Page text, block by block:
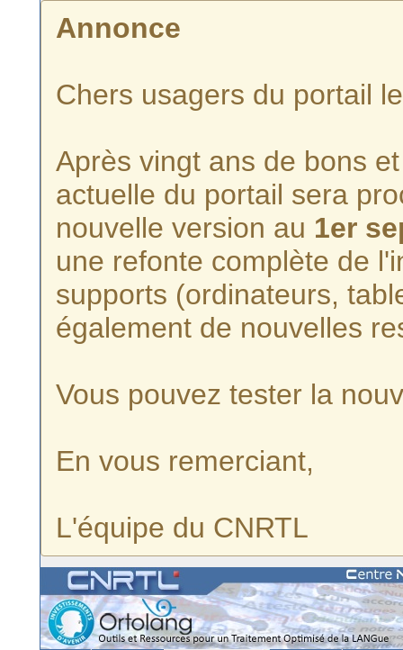
Annonce
Chers usagers du portail
Après vingt ans de bons
actuelle du portail sera
nouvelle version au 1er
une refonte complète de
supports (ordinateurs,
également de nouvelles
Vous pouvez tester la
En vous remerciant,
L'équipe du CNRTL